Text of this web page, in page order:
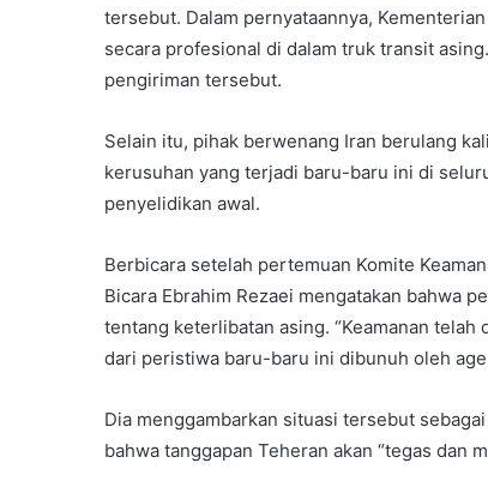
tersebut. Dalam pernyataannya,
secara profesional di dalam truk transit
pengiriman tersebut.
Selain itu, pihak berwenang Iran berulang
kerusuhan yang terjadi baru-baru ini di
penyelidikan awal.
Berbicara setelah pertemuan Komite
Bicara Ebrahim Rezaei mengatakan bahwa
tentang keterlibatan asing. “Keamanan
dari peristiwa baru-baru ini dibunuh oleh
Dia menggambarkan situasi tersebut
bahwa tanggapan Teheran akan “tegas dan